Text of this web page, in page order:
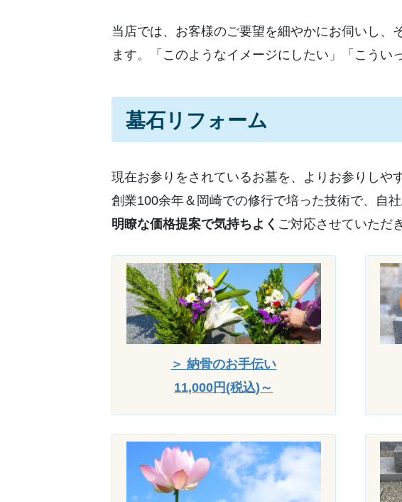
当店では、お客様のご要望を細やかにお伺いし、
ます。「このようなイメージにしたい」「こうい
墓石リフォーム
現在お参りをされているお墓を、よりお参りしや
創業100余年＆岡崎での修行で培った技術で、自
明瞭な価格提案で気持ちよく ご対応させていただ
＞ 納骨のお手伝い
11,000円(税込)～